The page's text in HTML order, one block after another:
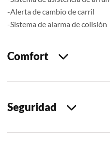
-Alerta de cambio de carril
-Sistema de alarma de colisión
Comfort
Seguridad